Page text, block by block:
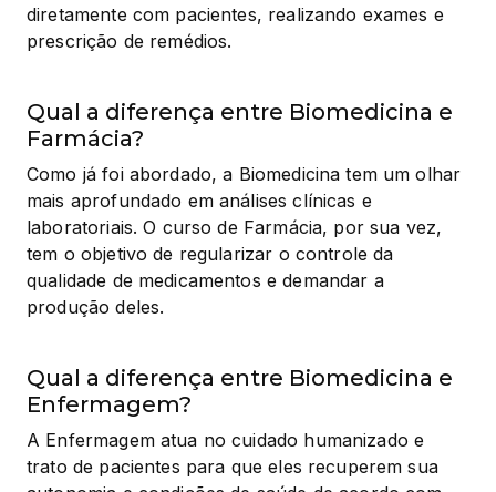
diretamente com pacientes, realizando exames e
prescrição de remédios.
Qual a diferença entre Biomedicina e
Farmácia?
Como já foi abordado, a Biomedicina tem um olhar
mais aprofundado em análises clínicas e
laboratoriais. O curso de Farmácia, por sua vez,
tem o objetivo de regularizar o controle da
qualidade de medicamentos e demandar a
produção deles.
Qual a diferença entre Biomedicina e
Enfermagem?
A Enfermagem atua no cuidado humanizado e
trato de pacientes para que eles recuperem sua